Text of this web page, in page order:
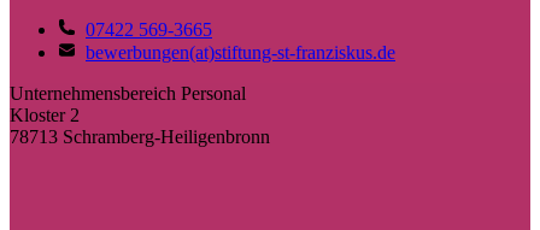
07422 569-3665
bewerbungen(at)stiftung-st-franziskus.de
Unternehmensbereich Personal
Kloster 2
78713 Schramberg-Heiligenbronn